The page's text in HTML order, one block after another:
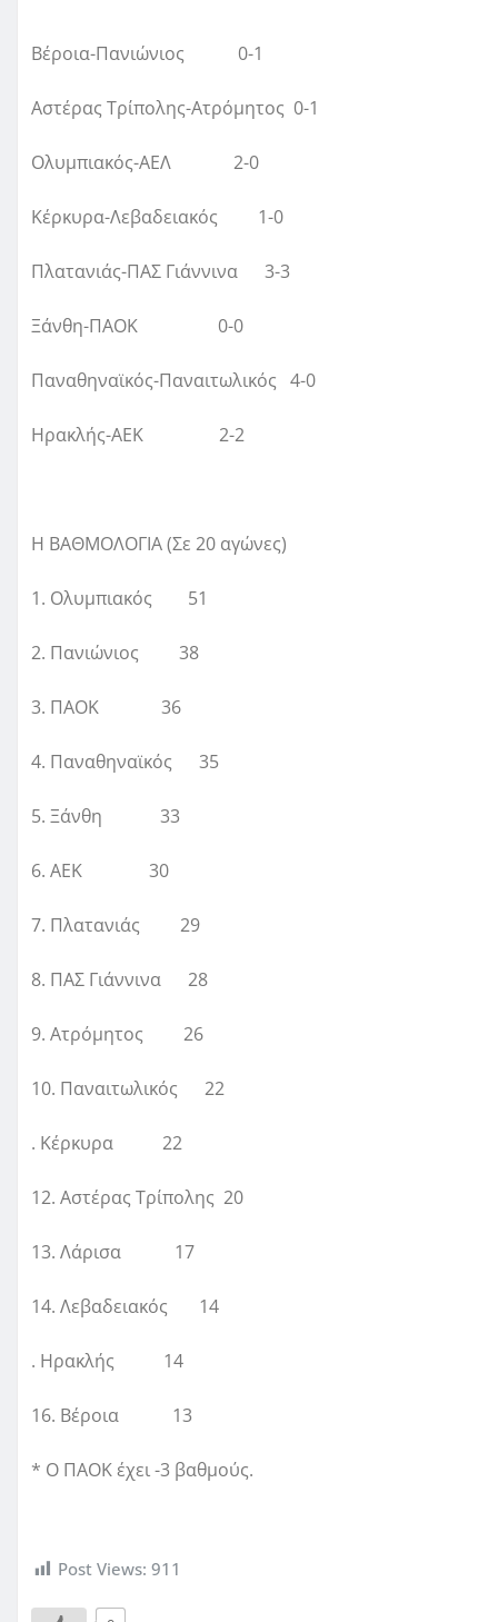
Βέροια-Πανιώνιος 0-1
Αστέρας Τρίπολης-Ατρόμητος 0-1
Ολυμπιακός-ΑΕΛ 2-0
Κέρκυρα-Λεβαδειακός 1-0
Πλατανιάς-ΠΑΣ Γιάννινα 3-3
Ξάνθη-ΠΑΟΚ 0-0
Παναθηναϊκός-Παναιτωλικός 4-0
Ηρακλής-ΑΕΚ 2-2
Η ΒΑΘΜΟΛΟΓΙΑ (Σε 20 αγώνες)
1. Ολυμπιακός 51
2. Πανιώνιος 38
3. ΠΑΟΚ 36
4. Παναθηναϊκός 35
5. Ξάνθη 33
6. ΑΕΚ 30
7. Πλατανιάς 29
8. ΠΑΣ Γιάννινα 28
9. Ατρόμητος 26
10. Παναιτωλικός 22
. Κέρκυρα 22
12. Αστέρας Τρίπολης 20
13. Λάρισα 17
14. Λεβαδειακός 14
. Ηρακλής 14
16. Βέροια 13
* Ο ΠΑΟΚ έχει -3 βαθμούς.
Post Views: 911